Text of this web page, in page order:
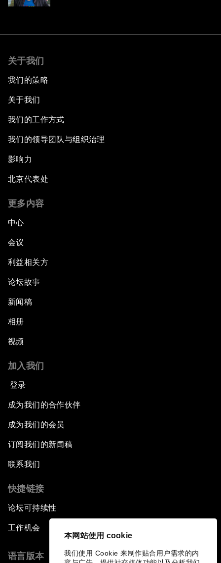
本网站使用 cookie
我们使用 Cookie 来制作贴合用户需求的内
关于我们
我们的策略
关于我们
我们的工作方式
我们的领导团队与组织治理
影响力
北京代表处
更多内容
中心
会议
利益相关方
论坛故事
新闻稿
相册
视频
加入我们
登录
成为我们的合作伙伴
成为我们的会员
订阅我们的新闻稿
联系我们
快捷链接
论坛可持续性
工作机会
语言版本